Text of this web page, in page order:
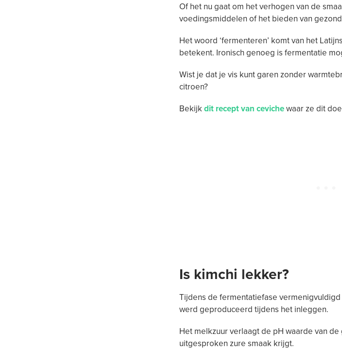
Of het nu gaat om het verhogen van de
voedingsmiddelen of het bieden van
Het woord ‘fermenteren’ komt van het
betekent. Ironisch genoeg is fermentatie
Wist je dat je vis kunt garen zonder
citroen?
Bekijkdit recept van cevichewaar ze dit
Is kimchi lekker?
Tijdens de fermentatiefase
werd geproduceerd tijdens het inleggen.
Het melkzuur verlaagt de pH waarde van
uitgesproken zure smaak krijgt.